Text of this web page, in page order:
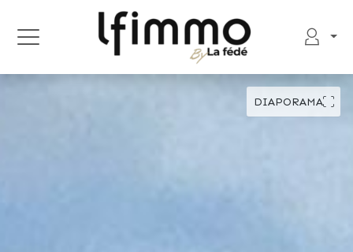
DIAPORAMA